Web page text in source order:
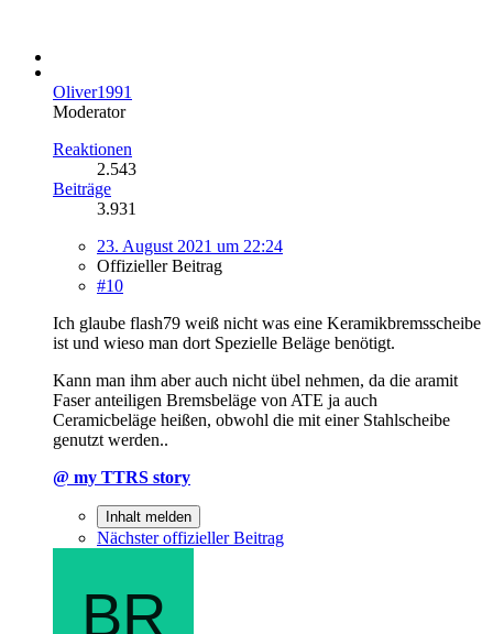
Oliver1991
Moderator
Reaktionen
2.543
Beiträge
3.931
23. August 2021 um 22:24
Offizieller Beitrag
#10
Ich glaube flash79 weiß nicht was eine Keramikbremsscheibe
ist und wieso man dort Spezielle Beläge benötigt.
Kann man ihm aber auch nicht übel nehmen, da die aramit
Faser anteiligen Bremsbeläge von ATE ja auch
Ceramicbeläge heißen, obwohl die mit einer Stahlscheibe
genutzt werden..
@ my TTRS story
Inhalt melden
Nächster offizieller Beitrag